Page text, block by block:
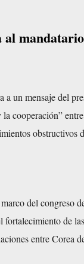
al
un mensaje del
cooperación” entre
obstructivos
del congreso
fortalecimiento de las
entre Corea